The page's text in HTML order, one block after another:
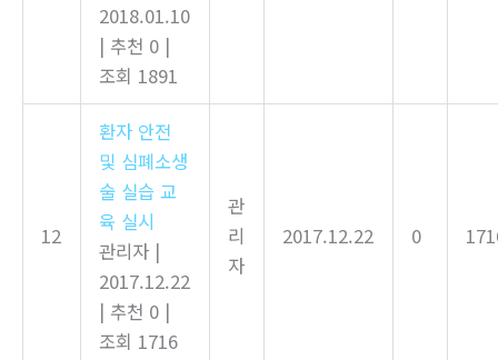
2018.01.10
| 추천 0 |
조회 1891
12
환자 안전
및 심폐소생
술 실습 교
육 실시
관리자 |
2017.12.22
| 추천 0 |
조회 1716
관
리
자
2017.12.22 0